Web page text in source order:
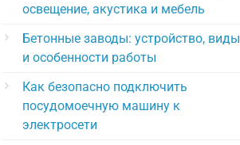
освещение, акустика и мебель
Бетонные заводы: устройство, виды
и особенности работы
Как безопасно подключить
посудомоечную машину к
электросети